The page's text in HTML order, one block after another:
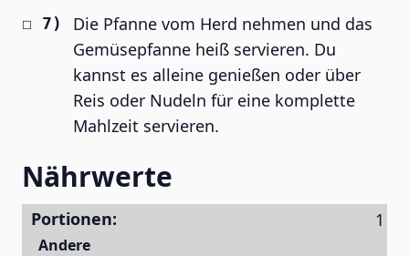
Die Pfanne vom Herd nehmen und das
Gemüsepfanne heiß servieren. Du
kannst es alleine genießen oder über
Reis oder Nudeln für eine komplette
Mahlzeit servieren.
Nährwerte
Portionen:
Andere